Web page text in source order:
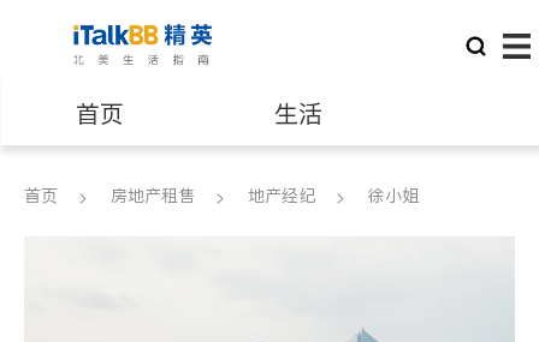
首页 生活
医生 律师
首页 房地产租售 地产经纪 徐小姐